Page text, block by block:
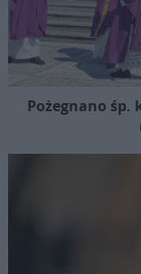
Pożegnano śp.